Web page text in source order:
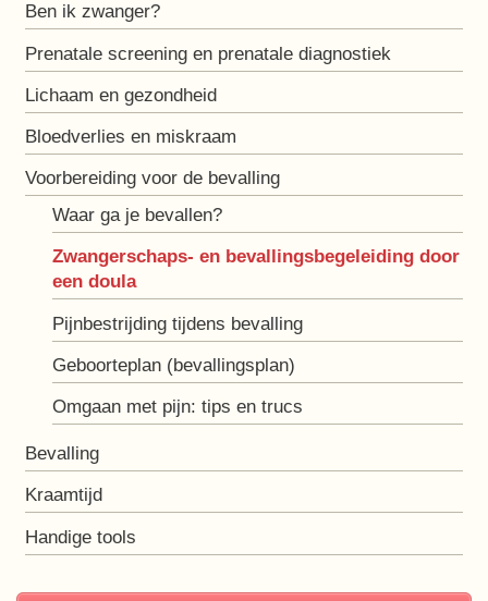
Ben ik zwanger?
Prenatale screening en prenatale diagnostiek
Lichaam en gezondheid
Bloedverlies en miskraam
Voorbereiding voor de bevalling
Waar ga je bevallen?
Zwangerschaps- en bevallingsbegeleiding door
een doula
Pijnbestrijding tijdens bevalling
Geboorteplan (bevallingsplan)
Omgaan met pijn: tips en trucs
Bevalling
Kraamtijd
Handige tools